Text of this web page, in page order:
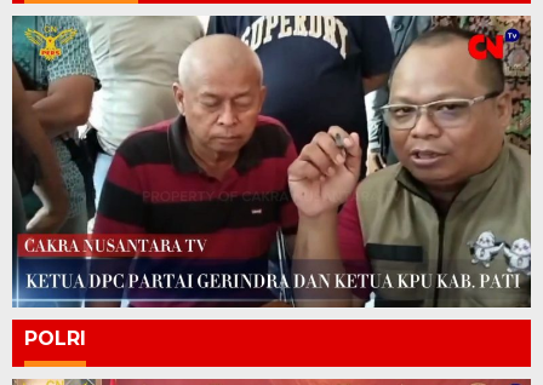
POLRI